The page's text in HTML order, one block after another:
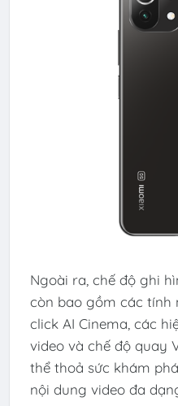
Ngoài ra, chế độ ghi
còn bao gồm các tính
click AI Cinema, các
video và chế độ quay
thể thoả sức khám
nội dung video đa